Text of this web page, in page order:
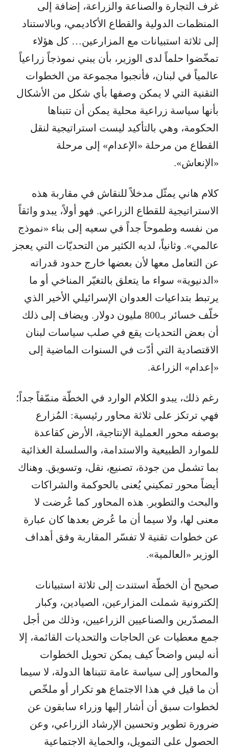
غرف التجارة والصناعة والزراعة، إضافة إلى
المنظمات الدولية والقطاع الأكاديمي، وبالاستناد
إلى ثلاثة استبيانات مع المزارعين… كل هؤلاء
تمخّضوا حلماً لدى الوزير، بأن يبني نموذجاً زراعياً
عالمياً في لبنان، فأنجبوا مجموعة من الخطوات
التقنية التي لا يمكن وصفها بأي شكل من الأشكال
بأنها سياسة زراعية محلية يمكن أن تتبناها
الحكومة، وهي بالتأكيد ليست استراتيجية لنقل
القطاع من مرحلة «الإعدام» إلى مرحلة
«الإنعاش».
كلام هاني يمثّل مدخلاً للنقاش في مقاربة هذه
الاستراتيجية للقطاع الزراعي. فهو أولاً، يبدو واثقاً
من نفسه وطموحاً جداً في سعيه إلى بناء «نموذج
عالمي». وثانياً، لديه الكثير من التحديّات التي يعجز
عن التعامل معها لأن بعضها خارج حدود قدراته
«الدنيوية» سواء ما يتعلق بالتغيّر المناخي أو ما
يرتبط بتداعيات العدوان الإسرائيلي الأخير الذي
خلّف خسائر بـ800 مليون دولار. ويضاف إلى ذلك
أن بعض التحديات يقع في صلب سياسات لبنان
الاقتصادية التي أدّت في السنوات الماضية إلى
«إعدام» الزراعة.
رغم ذلك، يبدو الكلام الوارد في الخطّة منمّقاً جداً؛
فهي ترتكز على ثلاثة محاور رئيسية: المُزارع
بوصفه محور العملية الإنتاجية، الأرض كقاعدة
للموارد الطبيعية والاستدامة، والسلسلة الغذائية
بما تشمل من جودة، تصنيع، نقل، وتسويق. وهناك
أيضاً محور تمكيني يُعنى بالحوكمة والشراكات
والبحث والتطوير. هذه المحاور كما عُرضت لا
معنى لها، ولا سيما أن ما عُرض بعدها كان عبارة
عن خطوات تقنية لا تفسّر المقاربة وفق أهداف
الوزير «العالمية».
صحيح أن الخطّة استندت إلى ثلاثة استبيانات
إلكترونية شملت المزارعين، الصيادين، وكبار
المصدّرين والصناعيين الزراعيين، وذلك من أجل
جمع معطيات عن الحاجات والتحديات القائمة، إلا
أنه ليس واضحاً كيف يمكن تحويل الخطوات
والمحاور إلى سياسة عامة تتبناها الدولة، لا سيما
أن ما قيل في هذا الاجتماع هو تكرار أو ملخّص
لخطوات سبق أن أشار إليها وزراء سابقون عن
ضرورة تطوير وتحسين الإرشاد الزراعي، وعن
الحصول على التمويل، والحماية الاجتماعية